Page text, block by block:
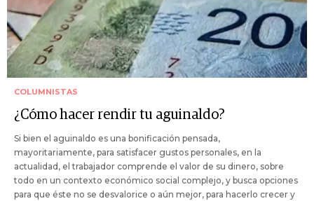
COLUMNISTAS
¿Cómo hacer rendir tu aguinaldo?
Si bien el aguinaldo es una bonificación pensada,
mayoritariamente, para satisfacer gustos personales, en la
actualidad, el trabajador comprende el valor de su dinero, sobre
todo en un contexto económico social complejo, y busca opciones
para que éste no se desvalorice o aún mejor, para hacerlo crecer y